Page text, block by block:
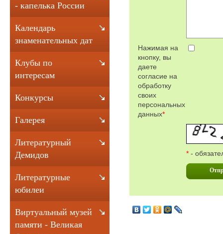
Нажимая на
кнопку, вы
даете
согласие на
обработку
своих
персональных
данных*
* -
- капелька России
Календарь
знаменательных дат
Клубы по
интересам
Конкурсы
Галерея
Литературный
Демидов
Литературные
юбилеи
Виртуальный музей
памяти - Великая